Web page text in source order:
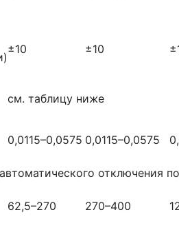
±10 ±10
см. таблицу ниже
0,0115–0,0575 0,0115–0,0575
отключения
62,5–270 270–400